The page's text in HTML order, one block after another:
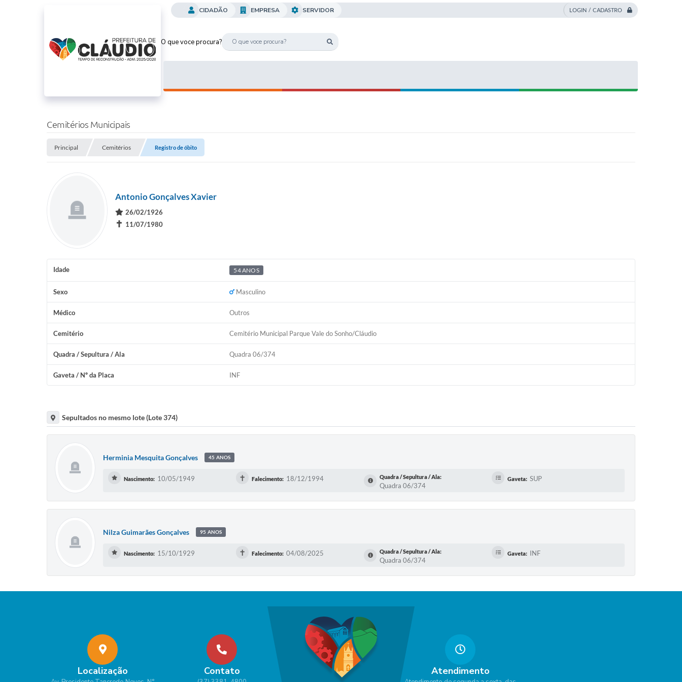
LOGIN / CADASTRO
O que voce procura?
CIDADÃO EMPRESA SERVIDOR
Cemitérios Municipais
Principal Cemitérios Registro de óbito
Antonio Gonçalves Xavier
26/02/1926
✝ 11/07/1980
Idade 54 ANOS
Sexo Masculino
Médico Outros
Cemitério Cemitério Municipal Parque Vale do Sonho/Cláudio
Quadra / Sepultura / Ala Quadra 06/374
Gaveta / Nº da Placa INF
Sepultados no mesmo lote (Lote 374)
Herminia Mesquita Gonçalves 45 ANOS
Nascimento: 10/05/1949 ✝ Falecimento: 18/12/1994 Quadra / Sepultura / Ala:
Quadra 06/374
Gaveta: SUP
Nilza Guimarães Gonçalves 95 ANOS
Nascimento: 15/10/1929 ✝ Falecimento: 04/08/2025 Quadra / Sepultura / Ala:
Quadra 06/374
Gaveta: INF
Localização Contato Atendimento